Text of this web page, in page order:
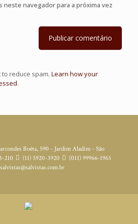
neste navegador para a próxima vez
reduce spam. Learn how your
.
Boêta, 590 - Jardim Aladim - São
210
(11) 5920-3920
(011) 99966-1963
salvistas@salvistas.com.br